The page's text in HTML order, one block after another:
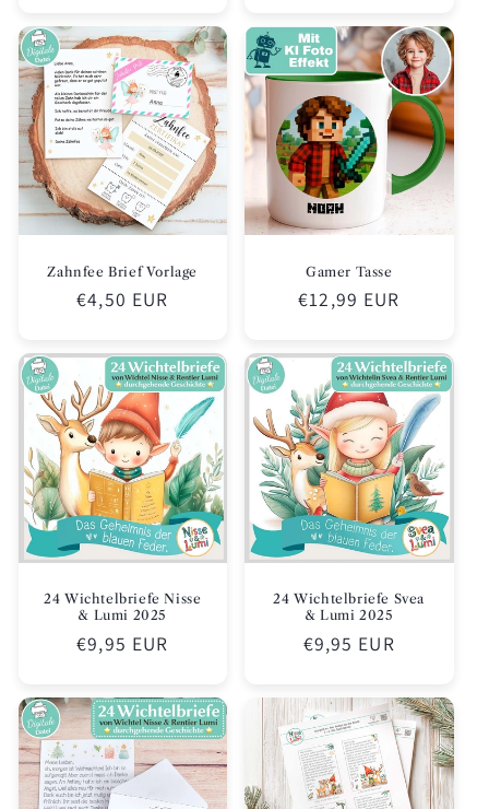
Zahnfee Brief Vorlage
Normaler
€4,50 EUR
Gamer Tasse
Normaler
€12,99 EUR
24 Wichtelbriefe Nisse
& Lumi 2025
Normaler
€9,95 EUR
24 Wichtelbriefe Svea
& Lumi 2025
Normaler
€9,95 EUR